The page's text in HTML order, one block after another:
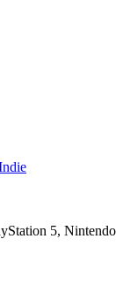
5, Nintendo